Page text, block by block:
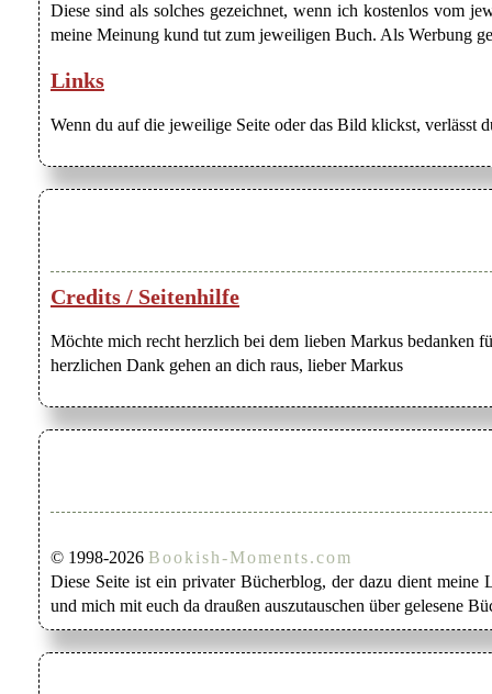
Diese sind als solches gezeichnet, wenn ich kostenlos vom
meine Meinung kund tut zum jeweiligen Buch. Als Werbung
Links
Wenn du auf die jeweilige Seite oder das Bild klickst, verlässt
Credits / Seitenhilfe
Möchte mich recht herzlich bei dem lieben Markus bedanken
herzlichen Dank gehen an dich raus, lieber Markus
© 1998-2026 Bookish-Moments.com
Diese Seite ist ein privater Bücherblog, der dazu dient meine
und mich mit euch da draußen auszutauschen über gelesene